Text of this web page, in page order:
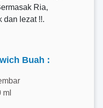
Ria,
dan lezat !!.
Buah :